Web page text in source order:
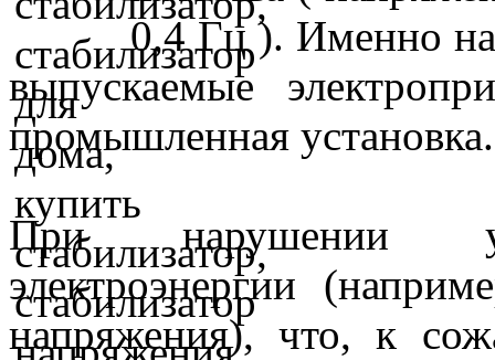
0,4 Гц ). Именно на
выпускаемые
промышленная установка.
При нарушении
электроэнергии
напряжения), что, к